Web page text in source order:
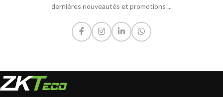
dernières nouveautés et promotions ...